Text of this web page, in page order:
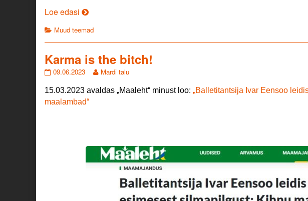
Loe edasi Jätkame
teemadel…..
Categories
Muud teemad
Karma is the bitch!
Karma
the
bitch!
published
09.06.2023
Read
posts
the
bitch!,
Mardi talu
15.03.2023 avaldas „Maaleht“ minust loo: „Balletitantsija Ivar Eensoo
maalambad“